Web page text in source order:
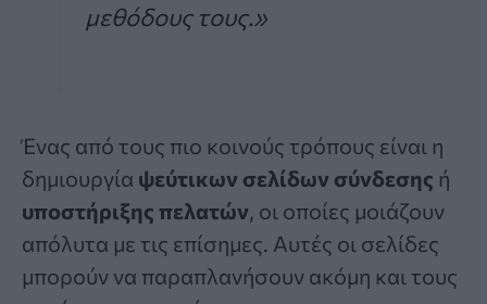
μεθόδους τους.»
Ένας από τους πιο κοινούς τρόπους είναι η
δημιουργία ψεύτικων σελίδων σύνδεσης ή
υποστήριξης πελατών, οι οποίες μοιάζουν
απόλυτα με τις επίσημες. Αυτές οι σελίδες
μπορούν να παραπλανήσουν ακόμη και τους